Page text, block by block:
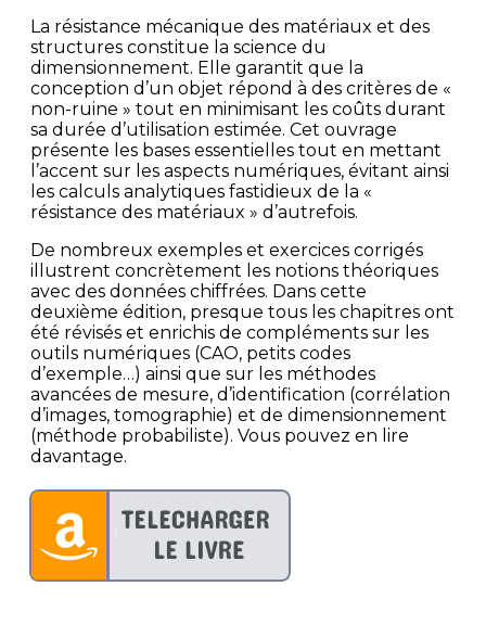
La résistance mécanique des matériaux et des
structures constitue la science du
dimensionnement. Elle garantit que la
conception d’un objet répond à des critères de «
non-ruine » tout en minimisant les coûts durant
sa durée d’utilisation estimée. Cet ouvrage
présente les bases essentielles tout en mettant
l’accent sur les aspects numériques, évitant ainsi
les calculs analytiques fastidieux de la «
résistance des matériaux » d’autrefois.
De nombreux exemples et exercices corrigés
illustrent concrètement les notions théoriques
avec des données chiffrées. Dans cette
deuxième édition, presque tous les chapitres ont
été révisés et enrichis de compléments sur les
outils numériques (CAO, petits codes
d’exemple…) ainsi que sur les méthodes
avancées de mesure, d’identification (corrélation
d’images, tomographie) et de dimensionnement
(méthode probabiliste). Vous pouvez en lire
davantage.